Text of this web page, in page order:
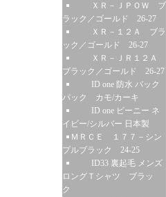
ＸＲ－ＪＰＯＷ ブ
ラック／ゴールド 26-27
ＸＲ－１２Ａ ブラ
ック／ゴールド 26-27
ＸＲ－ＪＲ１２Ａ
ブラック／ゴールド 26-27
ID one 防水 バック
パック カモ/カーキ
ID one ビーニー ネ
イビー/シルバー 日本製
ＭＲＣＥ １７７－シン
プルブラック 24-25
ID33 裏起毛 メンズ
ロングＴシャツ ブラッ
ク